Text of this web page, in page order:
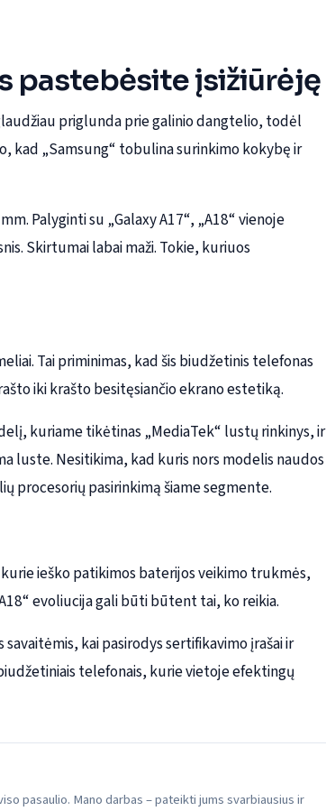
pastebėsite įsižiūrėję
priglunda prie galinio dangtelio, todėl
kad „Samsung“ tobulina surinkimo kokybę ir
Palyginti su „Galaxy A17“, „A18“ vienoje
Skirtumai labai maži. Tokie, kuriuos
Tai priminimas, kad šis biudžetinis telefonas
iki krašto besitęsiančio ekrano estetiką.
kuriame tikėtinas „MediaTek“ lustų rinkinys, ir
luste. Nesitikima, kad kuris nors modelis naudos
procesorių pasirinkimą šiame segmente.
ieško patikimos baterijos veikimo trukmės,
evoliucija gali būti būtent tai, ko reikia.
kai pasirodys sertifikavimo įrašai ir
telefonais, kurie vietoje efektingų
pasaulio. Mano darbas – pateikti jums svarbiausius ir